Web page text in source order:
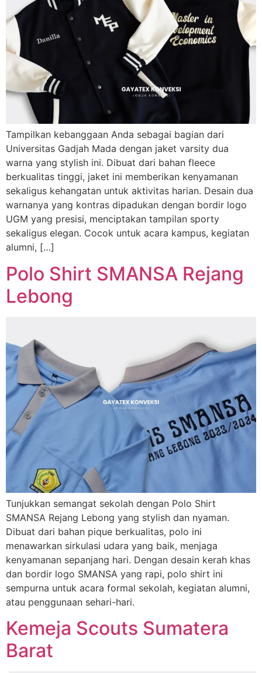
Tampilkan kebanggaan Anda sebagai bagian dari
Universitas Gadjah Mada dengan jaket varsity dua
warna yang stylish ini. Dibuat dari bahan fleece
berkualitas tinggi, jaket ini memberikan kenyamanan
sekaligus kehangatan untuk aktivitas harian. Desain dua
warnanya yang kontras dipadukan dengan bordir logo
UGM yang presisi, menciptakan tampilan sporty
sekaligus elegan. Cocok untuk acara kampus, kegiatan
alumni, […]
Polo Shirt SMANSA Rejang
Lebong
Tunjukkan semangat sekolah dengan Polo Shirt
SMANSA Rejang Lebong yang stylish dan nyaman.
Dibuat dari bahan pique berkualitas, polo ini
menawarkan sirkulasi udara yang baik, menjaga
kenyamanan sepanjang hari. Dengan desain kerah khas
dan bordir logo SMANSA yang rapi, polo shirt ini
sempurna untuk acara formal sekolah, kegiatan alumni,
atau penggunaan sehari-hari.
Kemeja Scouts Sumatera
Barat